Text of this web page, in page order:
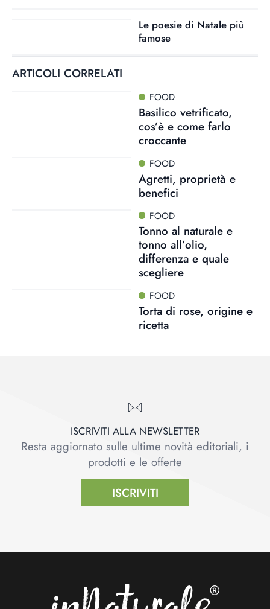
Le poesie di Natale più
famose
ARTICOLI CORRELATI
FOOD
Basilico vetrificato,
cos’è e come farlo
croccante
FOOD
Agretti, proprietà e
benefici
FOOD
Tonno al naturale e
tonno all’olio,
differenza e quale
scegliere
FOOD
Torta di rose, origine e
ricetta
ISCRIVITI ALLA NEWSLETTER
Resta aggiornato sulle ultime novità editoriali, i
prodotti e le offerte
ISCRIVITI